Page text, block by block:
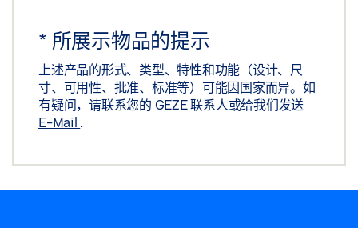
* 所展示物品的提示
上述产品的形式、类型、特性和功能（设计、尺
寸、可用性、批准、标准等）可能因国家而异。如
有疑问，请联系您的 GEZE 联系人或给我们发送
E-Mail .